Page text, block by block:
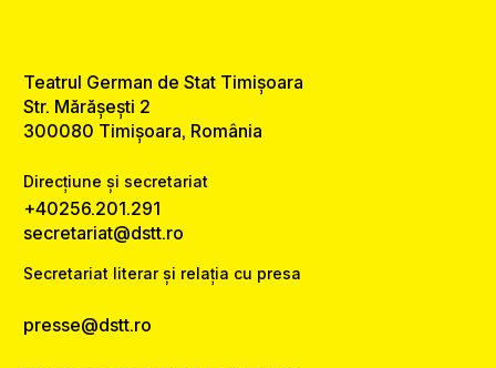
Teatrul German de Stat Timișoara
Str. Mărășești 2
300080 Timișoara, România
Direcțiune și secretariat
+40256.201.291
secretariat@dstt.ro
Secretariat literar și relația cu presa
presse@dstt.ro